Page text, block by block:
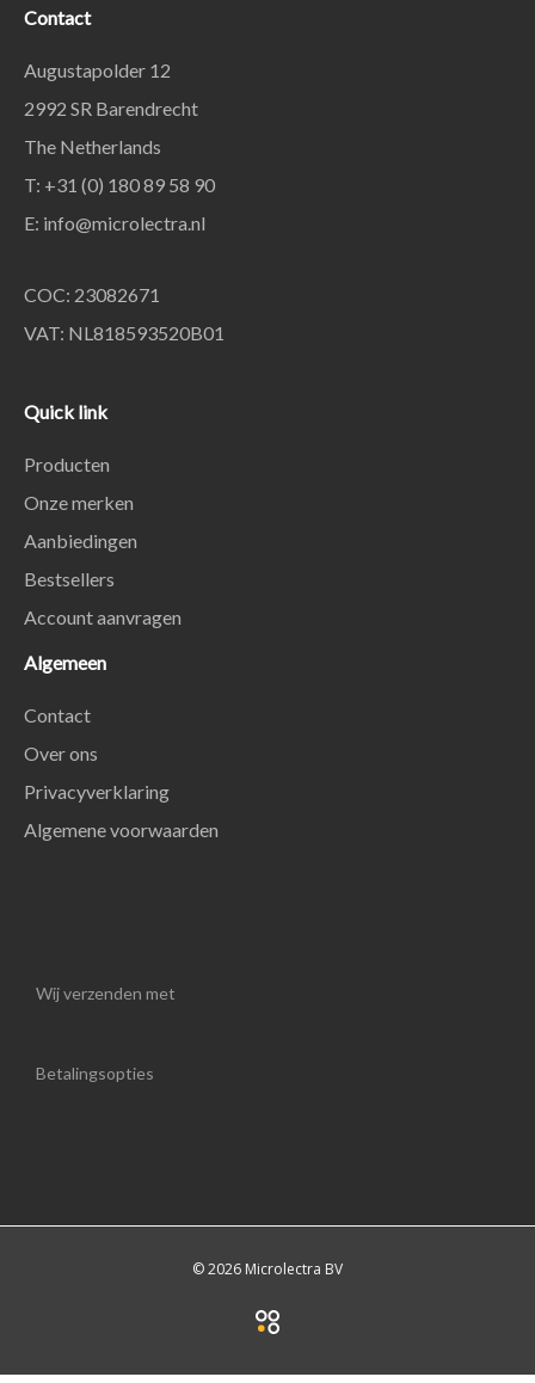
Contact
Augustapolder 12
2992 SR Barendrecht
The Netherlands
T: +31 (0) 180 89 58 90
E: info@microlectra.nl
COC: 23082671
VAT: NL818593520B01
Quick link
Producten
Onze merken
Aanbiedingen
Bestsellers
Account aanvragen
Algemeen
Contact
Over ons
Privacyverklaring
Algemene voorwaarden
Wij verzenden met
Betalingsopties
© 2026 Microlectra BV